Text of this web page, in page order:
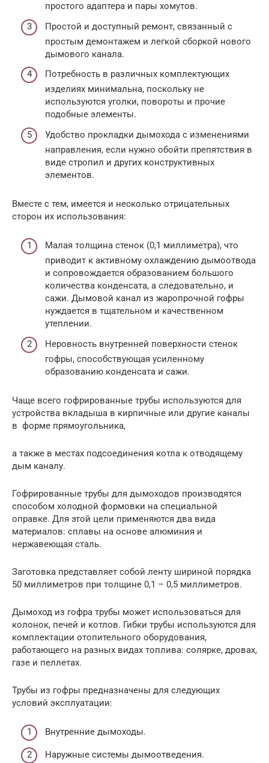
простого адаптера и пары хомутов.
Простой и доступный ремонт, связанный с
простым демонтажем и легкой сборкой нового
дымового канала.
Потребность в различных комплектующих
изделиях минимальна, поскольку не
используются уголки, повороты и прочие
подобные элементы.
Удобство прокладки дымохода с изменениями
направления, если нужно обойти препятствия в
виде стропил и других конструктивных
элементов.
Вместе с тем, имеется и несколько отрицательных
сторон их использования:
Малая толщина стенок (0,1 миллиметра), что
приводит к активному охлаждению дымоотвода
и сопровождается образованием большого
количества конденсата, а следовательно, и
сажи. Дымовой канал из жаропрочной гофры
нуждается в тщательном и качественном
утеплении.
Неровность внутренней поверхности стенок
гофры, способствующая усиленному
образованию конденсата и сажи.
Чаще всего гофрированные трубы используются для
устройства вкладыша в кирпичные или другие каналы
в форме прямоугольника,
а также в местах подсоединения котла к отводящему
дым каналу.
Гофрированные трубы для дымоходов производятся
способом холодной формовки на специальной
оправке. Для этой цели применяются два вида
материалов: сплавы на основе алюминия и
нержавеющая сталь.
Заготовка представляет собой ленту шириной порядка
50 миллиметров при толщине 0,1 – 0,5 миллиметров.
Дымоход из гофра трубы может использоваться для
колонок, печей и котлов. Гибки трубы используются для
комплектации отопительного оборудования,
работающего на разных видах топлива: солярке, дровах,
газе и пеллетах.
Трубы из гофры предназначены для следующих
условий эксплуатации:
Внутренние дымоходы.
Наружные системы дымоотведения.